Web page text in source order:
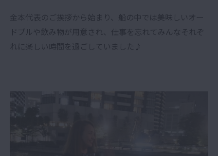
金本代表のご挨拶から始まり、船の中では美味しいオー
ドブルや飲み物が用意され、仕事を忘れてみんなそれぞ
れに楽しい時間を過ごしていました♪